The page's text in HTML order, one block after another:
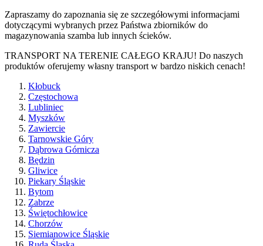
Zapraszamy do zapoznania się ze szczegółowymi informacjami
dotyczącymi wybranych przez Państwa zbiorników do
magazynowania szamba lub innych ścieków.
TRANSPORT NA TERENIE CAŁEGO KRAJU! Do naszych
produktów oferujemy własny transport w bardzo niskich cenach!
Kłobuck
Częstochowa
Lubliniec
Myszków
Zawiercie
Tarnowskie Góry
Dąbrowa Górnicza
Będzin
Gliwice
Piekary Śląskie
Bytom
Zabrze
Świętochłowice
Chorzów
Siemianowice Śląskie